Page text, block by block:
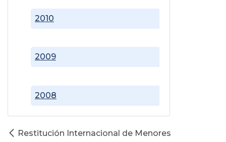
2008
2009
2010
Restitución Internacional de Menores